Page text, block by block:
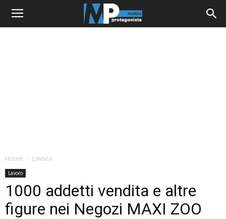
Home Lavoro
Lavoro
1000 addetti vendita e altre
figure nei Negozi MAXI ZOO